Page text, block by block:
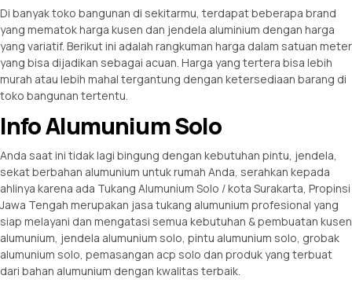
Di banyak toko bangunan di sekitarmu, terdapat beberapa brand
yang mematok harga kusen dan jendela aluminium dengan harga
yang variatif. Berikut ini adalah rangkuman harga dalam satuan meter
yang bisa dijadikan sebagai acuan. Harga yang tertera bisa lebih
murah atau lebih mahal tergantung dengan ketersediaan barang di
toko bangunan tertentu.
Info Alumunium Solo
Anda saat ini tidak lagi bingung dengan kebutuhan pintu, jendela,
sekat berbahan alumunium untuk rumah Anda, serahkan kepada
ahlinya karena ada Tukang Alumunium Solo / kota Surakarta, Propinsi
Jawa Tengah merupakan jasa tukang alumunium profesional yang
siap melayani dan mengatasi semua kebutuhan & pembuatan kusen
alumunium, jendela alumunium solo, pintu alumunium solo, grobak
alumunium solo, pemasangan acp solo dan produk yang terbuat
dari bahan alumunium dengan kwalitas terbaik.